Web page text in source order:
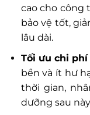
cao cho công
bảo vệ tốt,
lâu dài.
Tối ưu chi
bền và ít hư
thời gian,
dưỡng sau